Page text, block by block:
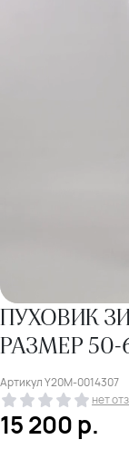
ПУХОВИК
РАЗМЕР 50-
АртикулY20M-0014307
нет
15 200р.